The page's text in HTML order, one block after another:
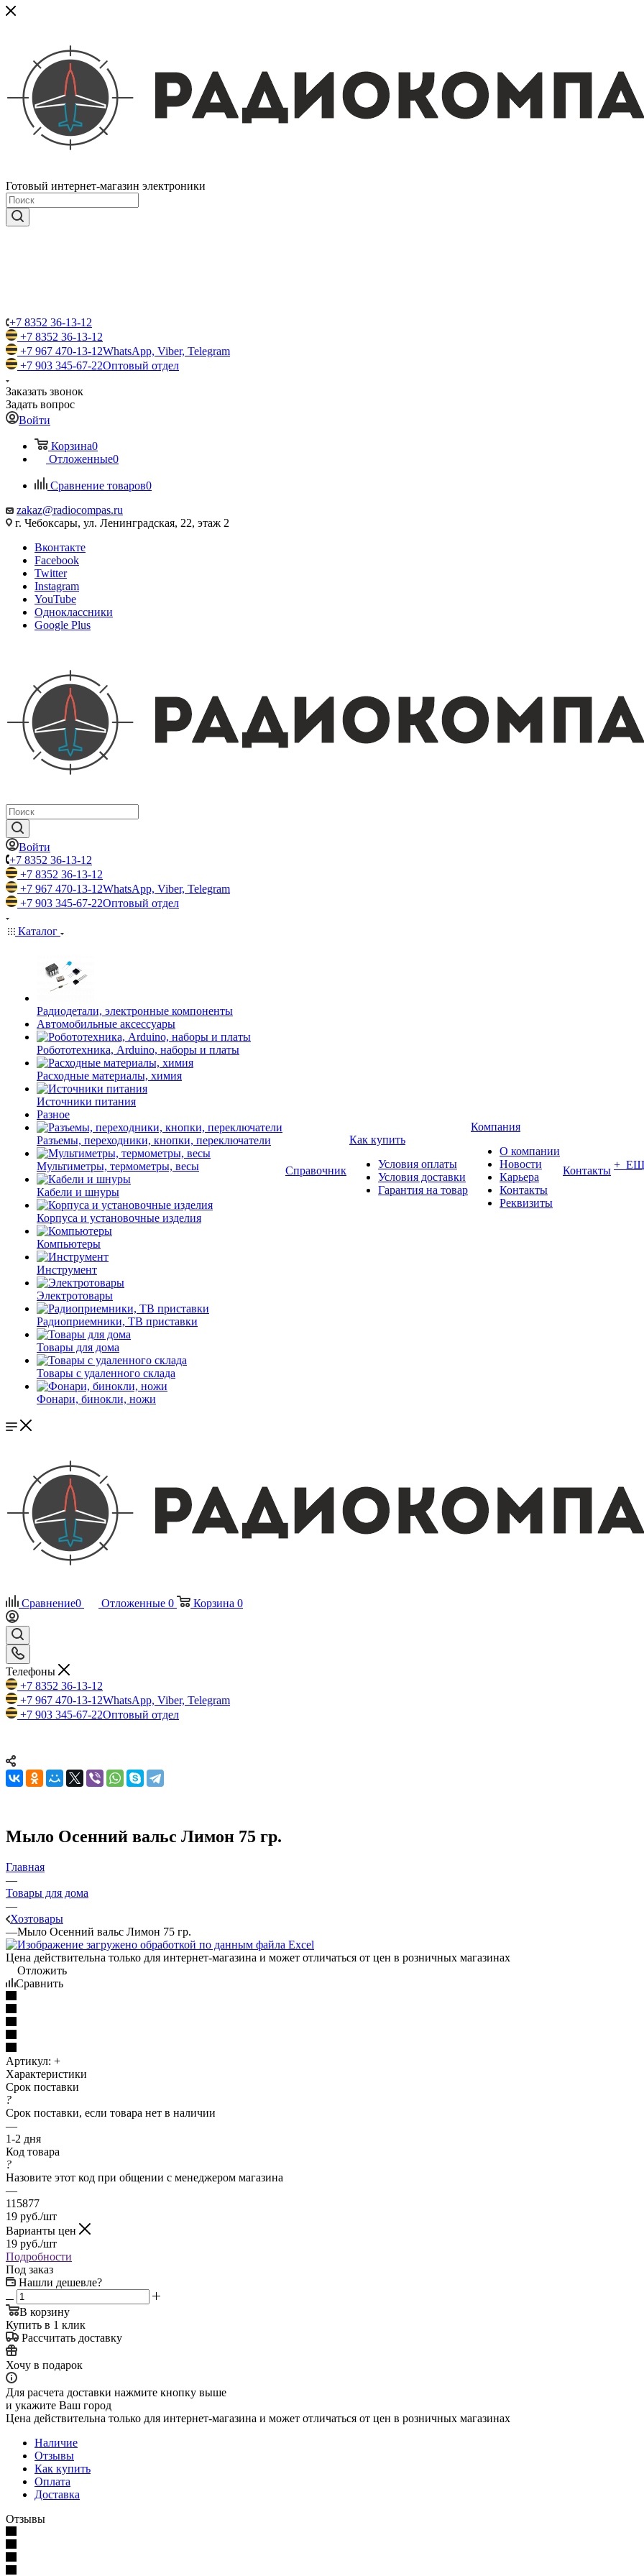
Готовый интернет-магазин электроники
+7 8352 36-13-12
+7 8352 36-13-12
+7 967 470-13-12WhatsApp, Viber, Telegram
+7 903 345-67-22Оптовый отдел
Заказать звонок
Задать вопрос
Войти
Корзина0
Отложенные0
Сравнение товаров0
zakaz@radiocompas.ru
г. Чебоксары, ул. Ленинградская, 22, этаж 2
Вконтакте
Facebook
Twitter
Instagram
YouTube
Одноклассники
Google Plus
Войти
+7 8352 36-13-12
+7 8352 36-13-12
+7 967 470-13-12WhatsApp, Viber, Telegram
+7 903 345-67-22Оптовый отдел
Каталог
Радиодетали, электронные компоненты
Автомобильные аксессуары
Робототехника, Arduino, наборы и платы
Расходные материалы, химия
Источники питания
Разное
Разъемы, переходники, кнопки, переключатели
Мультиметры, термометры, весы
Кабели и шнуры
Корпуса и установочные изделия
Компьютеры
Инструмент
Электротовары
Радиоприемники, ТВ приставки
Товары для дома
Товары с удаленного склада
Фонари, бинокли, ножи
Справочник
Как купить
Условия оплаты
Условия доставки
Гарантия на товар
Компания
О компании
Новости
Карьера
Контакты
Реквизиты
Контакты +
Сравнение0 Отложенные 0 Корзина 0
Телефоны
+7 8352 36-13-12
+7 967 470-13-12WhatsApp, Viber, Telegram
+7 903 345-67-22Оптовый отдел
Мыло Осенний вальс Лимон 75 гр.
Главная
—
Товары для дома
—
Хозтовары
—Мыло Осенний вальс Лимон 75 гр.
Цена действительна только для интернет-магазина и может отличаться от цен в розничных магазинах
Отложить
Сравнить
Артикул: +
Характеристики
Срок поставки
?
Срок поставки, если товара нет в наличии
—
1-2 дня
Код товара
?
Назовите этот код при общении с менеджером магазина
—
115877
19 руб./шт
Варианты цен
19 руб./шт
Подробности
Под заказ
Нашли дешевле?
В корзину
Купить в 1 клик
Рассчитать доставку
Хочу в подарок
Для расчета доставки нажмите кнопку выше
и укажите Ваш город
Цена действительна только для интернет-магазина и может отличаться от цен в розничных магазинах
Наличие
Отзывы
Как купить
Оплата
Доставка
Отзывы